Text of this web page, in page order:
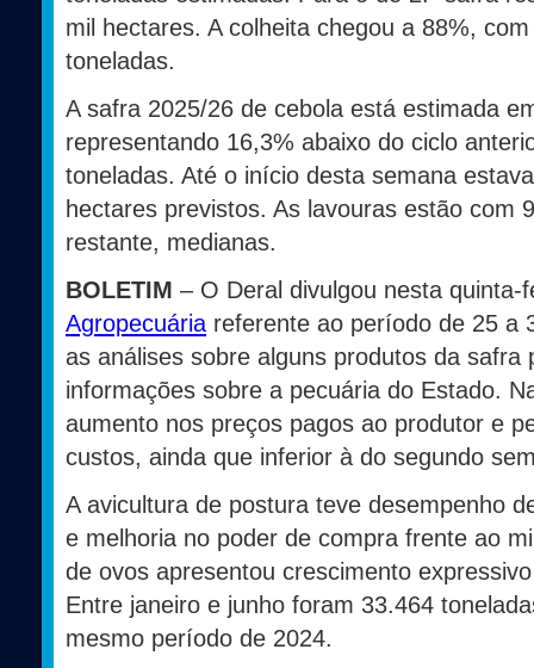
mil hectares. A colheita chegou a 88%,
toneladas.
A safra 2025/26 de cebola está estimada
representando 16,3% abaixo do ciclo
toneladas. Até o início desta semana
hectares previstos. As lavouras estão com
restante, medianas.
BOLETIM – O Deral divulgou nesta
Agropecuáriareferente ao período de 25 a
as análises sobre alguns produtos da
informações sobre a pecuária do Estado.
aumento nos preços pagos ao produtor e
custos, ainda que inferior à do segundo
A avicultura de postura teve desempenho
e melhoria no poder de compra frente ao
de ovos apresentou crescimento
Entre janeiro e junho foram 33.464
mesmo período de 2024.